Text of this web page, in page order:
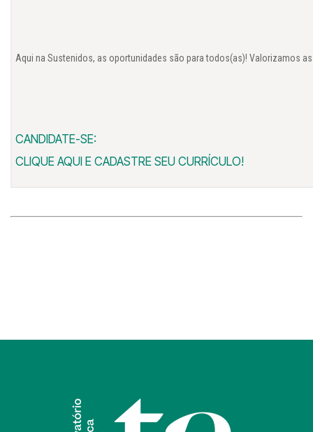
Aqui na Sustenidos, as oportunidades são para todos(as)! Valorizamos
CANDIDATE-SE:
CLIQUE AQUI E CADASTRE SEU CURRÍCULO!